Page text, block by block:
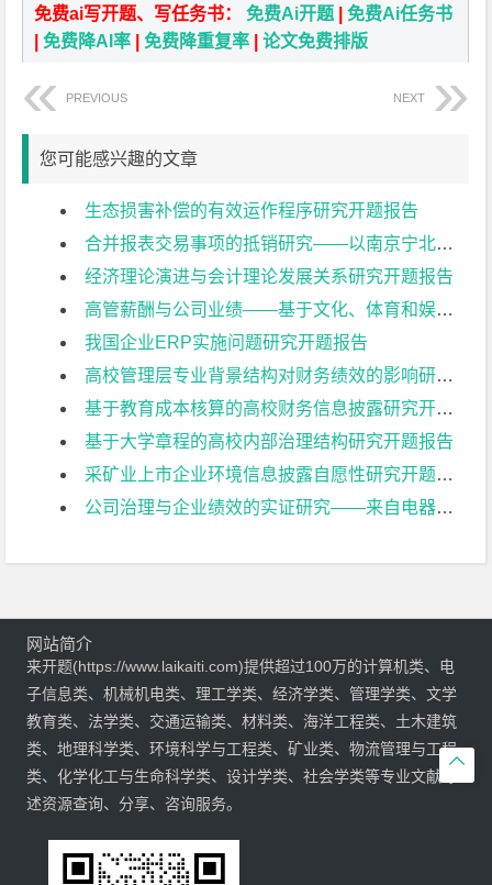
免费ai写开题、写任务书：免费Ai开题 |免费Ai任务书
|免费降AI率 |免费降重复率 |论文免费排版
PREVIOUS NEXT
您可能感兴趣的文章
生态损害补偿的有效运作程序研究开题报告
合并报表交易事项的抵销研究——以南京宁北轨道交通有限公司为例开题报告
经济理论演进与会计理论发展关系研究开题报告
高管薪酬与公司业绩——基于文化、体育和娱乐业上市公司的实证研究开题报告
我国企业ERP实施问题研究开题报告
高校管理层专业背景结构对财务绩效的影响研究开题报告
基于教育成本核算的高校财务信息披露研究开题报告
基于大学章程的高校内部治理结构研究开题报告
采矿业上市企业环境信息披露自愿性研究开题报告
公司治理与企业绩效的实证研究——来自电器机械及器材制造业上市公司的经验证据开题报告

网站简介
来开题(https://www.laikaiti.com)提供超过100万的计算机类、电
子信息类、机械机电类、理工学类、经济学类、管理学类、文学
教育类、法学类、交通运输类、材料类、海洋工程类、土木建筑
类、地理科学类、环境科学与工程类、矿业类、物流管理与工程
类、化学化工与生命科学类、设计学类、社会学类等专业文献综
述资源查询、分享、咨询服务。